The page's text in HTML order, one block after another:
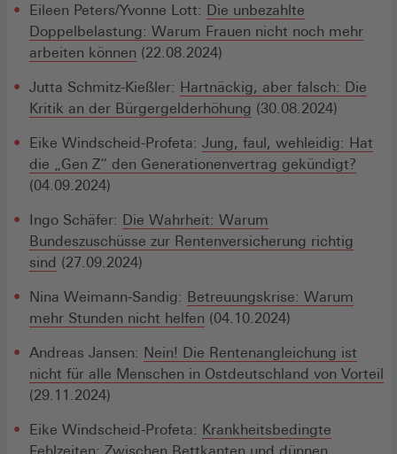
Eileen Peters/Yvonne Lott: Die unbezahlte
Doppelbelastung: Warum Frauen nicht noch mehr
arbeiten können (22.08.2024)
Jutta Schmitz-Kießler: Hartnäckig, aber falsch: Die
Kritik an der Bürgergelderhöhung (30.08.2024)
Eike Windscheid-Profeta: Jung, faul, wehleidig: Hat
die „Gen Z“ den Generationenvertrag gekündigt?
(04.09.2024)
Ingo Schäfer: Die Wahrheit: Warum
Bundeszuschüsse zur Rentenversicherung richtig
sind (27.09.2024)
Nina Weimann-Sandig: Betreuungskrise: Warum
mehr Stunden nicht helfen (04.10.2024)
Andreas Jansen: Nein! Die Rentenangleichung ist
nicht für alle Menschen in Ostdeutschland von Vorteil
(29.11.2024)
Eike Windscheid-Profeta: Krankheitsbedingte
Fehlzeiten: Zwischen Bettkanten und dünnen